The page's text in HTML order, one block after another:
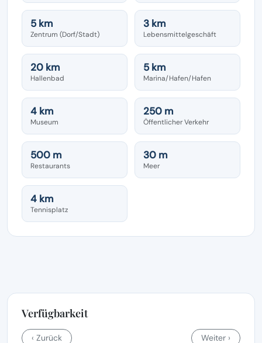
5 km
Zentrum (Dorf/Stadt)
3 km
Lebensmittelgeschäft
20 km
Hallenbad
5 km
Marina/Hafen/Hafen
4 km
Museum
250 m
Öffentlicher Verkehr
500 m
Restaurants
30 m
Meer
4 km
Tennisplatz
Verfügbarkeit
‹ Zurück Weiter ›